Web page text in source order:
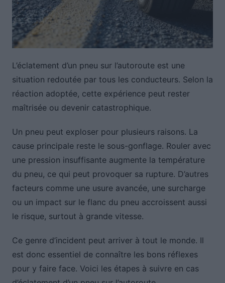
L’éclatement d’un pneu sur l’autoroute est une
situation redoutée par tous les conducteurs. Selon la
réaction adoptée, cette expérience peut rester
maîtrisée ou devenir catastrophique.
Un pneu peut exploser pour plusieurs raisons. La
cause principale reste le sous-gonflage. Rouler avec
une pression insuffisante augmente la température
du pneu, ce qui peut provoquer sa rupture. D’autres
facteurs comme une usure avancée, une surcharge
ou un impact sur le flanc du pneu accroissent aussi
le risque, surtout à grande vitesse.
Ce genre d’incident peut arriver à tout le monde. Il
est donc essentiel de connaître les bons réflexes
pour y faire face. Voici les étapes à suivre en cas